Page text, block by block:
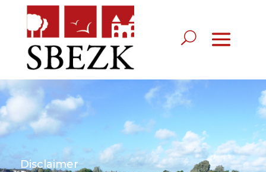
Disclaimer